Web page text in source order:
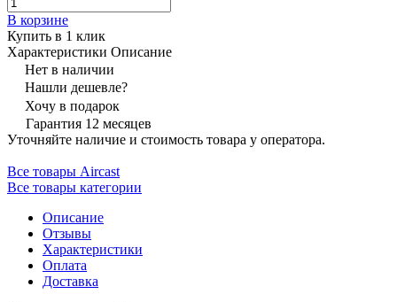
В корзине
Купить в 1 клик
Характеристики Описание
Нет в наличии
Нашли дешевле?
Хочу в подарок
Гарантия 12 месяцев
Уточняйте наличие и стоимость товара у оператора.
Все товары Aircast
Все товары категории
Описание
Отзывы
Характеристики
Оплата
Доставка